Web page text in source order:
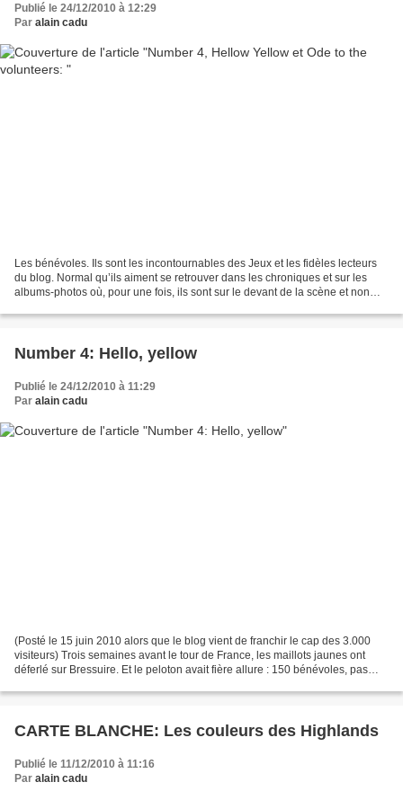
Publié le 24/12/2010 à 12:29
Par alain cadu
Les bénévoles. Ils sont les incontournables des Jeux et les fidèles lecteurs
du blog. Normal qu’ils aiment se retrouver dans les chroniques et sur les
albums-photos où, pour une fois, ils sont sur le devant de la scène et non
Number 4: Hello, yellow
Publié le 24/12/2010 à 11:29
Par alain cadu
(Posté le 15 juin 2010 alors que le blog vient de franchir le cap des 3.000
visiteurs) Trois semaines avant le tour de France, les maillots jaunes ont
déferlé sur Bressuire. Et le peloton avait fière allure : 150 bénévoles, pas
CARTE BLANCHE: Les couleurs des Highlands
Publié le 11/12/2010 à 11:16
Par alain cadu